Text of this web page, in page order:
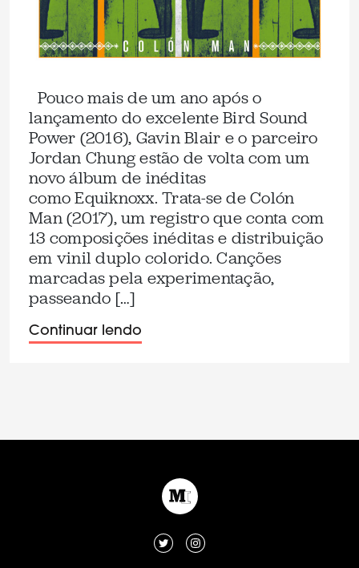
Pouco mais de um ano após o
lançamento do excelente Bird Sound
Power (2016), Gavin Blair e o parceiro
Jordan Chung estão de volta com um
novo álbum de inéditas
como Equiknoxx. Trata-se de Colón
Man (2017), um registro que conta com
13 composições inéditas e distribuição
em vinil duplo colorido. Canções
marcadas pela experimentação,
passeando […]
Continuar lendo